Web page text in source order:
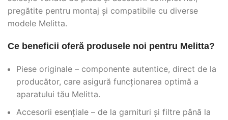
pregătite pentru montaj și compatibile cu diverse
modele Melitta.
Ce beneficii oferă produsele noi pentru Melitta?
Piese originale – componente autentice, direct de la
producător, care asigură funcționarea optimă a
aparatului tău Melitta.
Accesorii esențiale – de la garnituri și filtre până la